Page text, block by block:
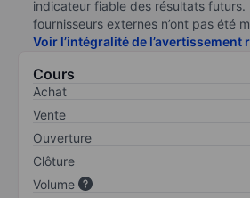
indicateur fiable des résultats futurs.
fournisseurs externes n’ont pas été
Voir l’intégralité de l’avertissement
Cours
Achat
Vente
Ouverture
Clôture
Volume